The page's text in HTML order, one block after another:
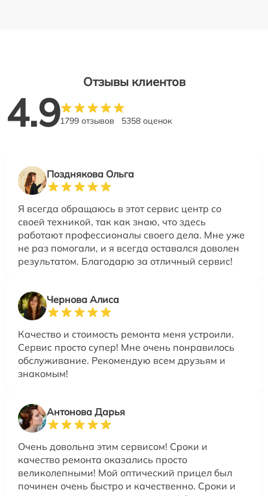
Отзывы клиентов
4.91799 отзывов 5358 оценок
Позднякова Ольга
Я всегда обращаюсь в этот сервис центр со
своей техникой, так как знаю, что здесь
работают профессионалы своего дела. Мне уже
не раз помогали, и я всегда оставался доволен
результатом. Благодарю за отличный сервис!
Чернова Алиса
Качество и стоимость ремонта меня устроили.
Сервис просто супер! Мне очень понравилось
обслуживание. Рекомендую всем друзьям и
знакомым!
Антонова Дарья
Очень довольна этим сервисом! Сроки и
качество ремонта оказались просто
великолепными! Мой оптический прицел был
починен очень быстро и качественно. Сроки и